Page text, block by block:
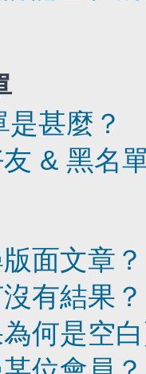
甚麼？
& 黑名
面文章？
有結果？
何是空